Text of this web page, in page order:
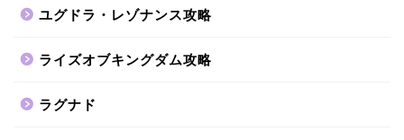
ユグドラ・レゾナンス攻略
ライズオブキングダム攻略
ラグナド